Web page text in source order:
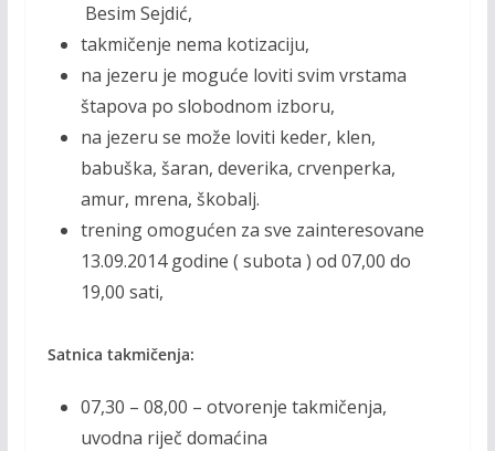
Besim Sejdić,
takmičenje nema kotizaciju,
na jezeru je moguće loviti svim vrstama
štapova po slobodnom izboru,
na jezeru se može loviti keder, klen,
babuška, šaran, deverika, crvenperka,
amur, mrena, škobalj.
trening omogućen za sve zainteresovane
13.09.2014 godine ( subota ) od 07,00 do
19,00 sati,
Satnica takmičenja:
07,30 – 08,00 – otvorenje takmičenja,
uvodna riječ domaćina